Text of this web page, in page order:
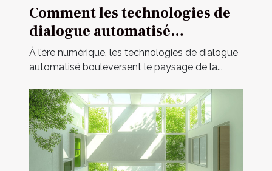
Comment les technologies de
dialogue automatisé
révolutionnent-elles la
communication en ligne ?
À l’ère numérique, les technologies de dialogue
automatisé bouleversent le paysage de la...